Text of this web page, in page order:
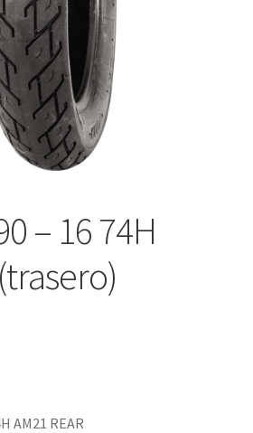
– 16 74H
AM21 REAR